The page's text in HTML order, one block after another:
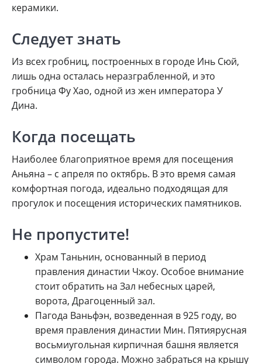
керамики.
Следует знать
Из всех гробниц, построенных в городе Инь Сюй,
лишь одна осталась неразграбленной, и это
гробница Фу Хао, одной из жен императора У
Дина.
Когда посещать
Наиболее благоприятное время для посещения
Аньяна – с апреля по октябрь. В это время самая
комфортная погода, идеально подходящая для
прогулок и посещения исторических памятников.
Не пропустите!
Храм Таньнин, основанный в период
правления династии Чжоу. Особое внимание
стоит обратить на Зал небесных царей,
ворота, Драгоценный зал.
Пагода Ваньфэн, возведенная в 925 году, во
время правления династии Мин. Пятиярусная
восьмиугольная кирпичная башня является
символом города. Можно забраться на крышу